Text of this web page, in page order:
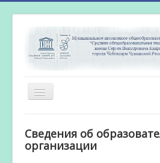
Включить/
выключить
Новости
Сведения об
организации